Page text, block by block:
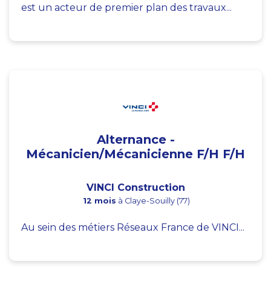
est un acteur de premier plan des travaux...
Alternance -
Mécanicien/Mécanicienne F/H F/H
VINCI Construction
12 mois à Claye-Souilly (77)
Au sein des métiers Réseaux France de VINCI...